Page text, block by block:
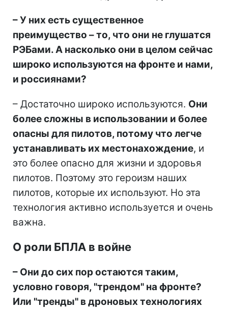
– У них есть существенное
преимущество – то, что они не глушатся
РЭБами. А насколько они в целом сейчас
широко используются на фронте и нами,
и россиянами?
– Достаточно широко используются. Они
более сложны в использовании и более
опасны для пилотов, потому что легче
устанавливать их местонахождение, и
это более опасно для жизни и здоровья
пилотов. Поэтому это героизм наших
пилотов, которые их используют. Но эта
технология активно используется и очень
важна.
О роли БПЛА в войне
– Они до сих пор остаются таким,
условно говоря, "трендом" на фронте?
Или "тренды" в дроновых технологиях